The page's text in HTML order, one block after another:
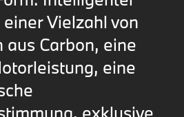
Vielzahl von
aus Carbon, eine
eine